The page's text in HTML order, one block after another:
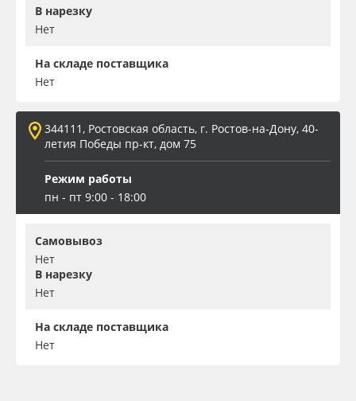
В нарезку
Нет
На складе поставщика
Нет
344111, Ростовская область, г. Ростов-на-Дону, 40-
летия Победы пр-кт, дом 75
Режим работы
пн - пт 9:00 - 18:00
Самовывоз
Нет
В нарезку
Нет
На складе поставщика
Нет